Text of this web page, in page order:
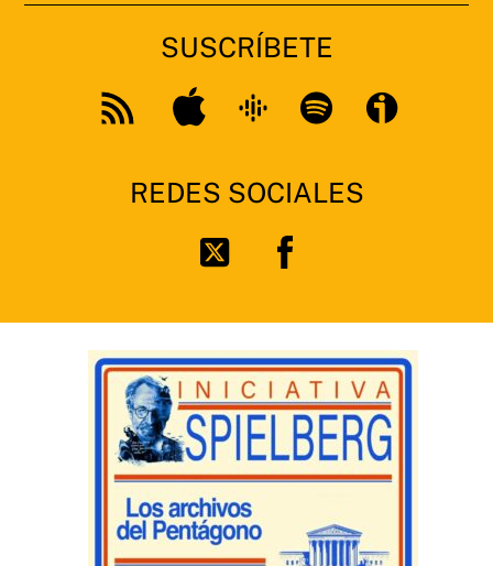
SUSCRÍBETE
Feed
Apple
Google
Spotify
REDES SOCIALES
Twitter Facebook